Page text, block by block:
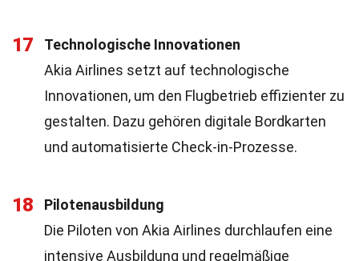
17
Technologische Innovationen
Akia Airlines setzt auf technologische
Innovationen, um den Flugbetrieb effizienter zu
gestalten. Dazu gehören digitale Bordkarten
und automatisierte Check-in-Prozesse.
18
Pilotenausbildung
Die Piloten von Akia Airlines durchlaufen eine
intensive Ausbildung und regelmäßige